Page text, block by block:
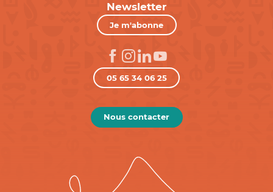
Newsletter
Je m'abonne
05 65 34 06 25
Nous contacter